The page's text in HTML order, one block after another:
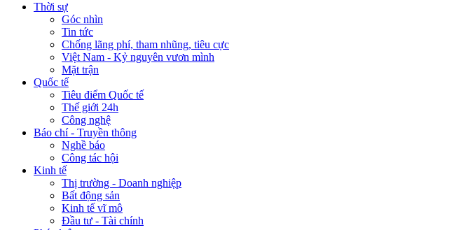
Thời sự
Góc nhìn
Tin tức
Chống lãng phí, tham nhũng, tiêu cực
Việt Nam - Kỷ nguyên vươn mình
Mặt trận
Quốc tế
Tiêu điểm Quốc tế
Thế giới 24h
Công nghệ
Báo chí - Truyền thông
Nghề báo
Công tác hội
Kinh tế
Thị trường - Doanh nghiệp
Bất động sản
Kinh tế vĩ mô
Đầu tư - Tài chính